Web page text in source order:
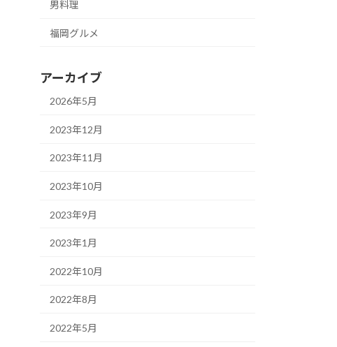
男料理
福岡グルメ
アーカイブ
2026年5月
2023年12月
2023年11月
2023年10月
2023年9月
2023年1月
2022年10月
2022年8月
2022年5月